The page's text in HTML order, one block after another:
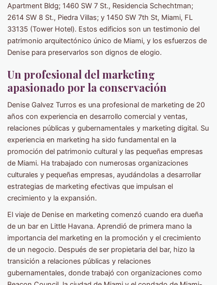
Apartment Bldg; 1460 SW 7 St., Residencia Schechtman;
2614 SW 8 St., Piedra Villas; y 1450 SW 7th St, Miami, FL
33135 (Tower Hotel). Estos edificios son un testimonio del
patrimonio arquitectónico único de Miami, y los esfuerzos de
Denise para preservarlos son dignos de elogio.
Un profesional del marketing
apasionado por la conservación
Denise Galvez Turros es una profesional de marketing de 20
años con experiencia en desarrollo comercial y ventas,
relaciones públicas y gubernamentales y marketing digital. Su
experiencia en marketing ha sido fundamental en la
promoción del patrimonio cultural y las pequeñas empresas
de Miami. Ha trabajado con numerosas organizaciones
culturales y pequeñas empresas, ayudándolas a desarrollar
estrategias de marketing efectivas que impulsan el
crecimiento y la expansión.
El viaje de Denise en marketing comenzó cuando era dueña
de un bar en Little Havana. Aprendió de primera mano la
importancia del marketing en la promoción y el crecimiento
de un negocio. Después de ser propietaria del bar, hizo la
transición a relaciones públicas y relaciones
gubernamentales, donde trabajó con organizaciones como